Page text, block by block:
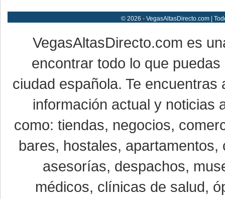
© 2026 - VegasAltasDirecto.com |
VegasAltasDirecto.com es
encontrar todo lo que
ciudad española. Te
información actual y noticias
como: tiendas, negocios,
bares, hostales,
asesorías, despachos,
médicos, clínicas de salud,